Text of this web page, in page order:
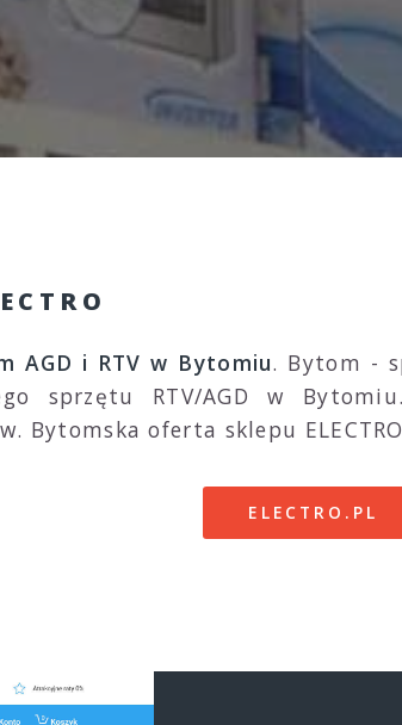
AGD i RTV w Bytomiu. Bytom -
sprzętu RTV/AGD w
Bytomska oferta sklepu
ELECTRO.PL